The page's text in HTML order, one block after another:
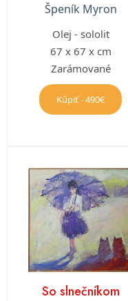
Špeník Myron
Olej - sololit
67 x 67 x cm
Zarámované
Kúpiť - 490€
So slnečníkom